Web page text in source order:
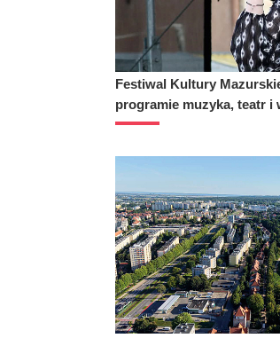
Festiwal Kultury
programie muzyka, teatr i